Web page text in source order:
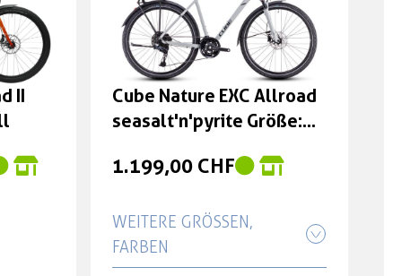
54
II
Cube Nature EXC Allroad
seasalt'n'pyrite Größe:
1.199,00 CHF
WEITERE GRÖSSEN, F
ARBEN